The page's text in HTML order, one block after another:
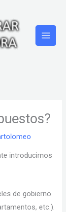
introducirnos
de gobierno.
etc.).